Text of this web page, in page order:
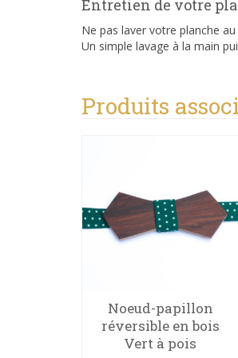
Entretien de votre
Ne pas laver votre planche au
Un simple lavage à la main
Produits
Noeud-papillon
réversible en bois
Vert à pois